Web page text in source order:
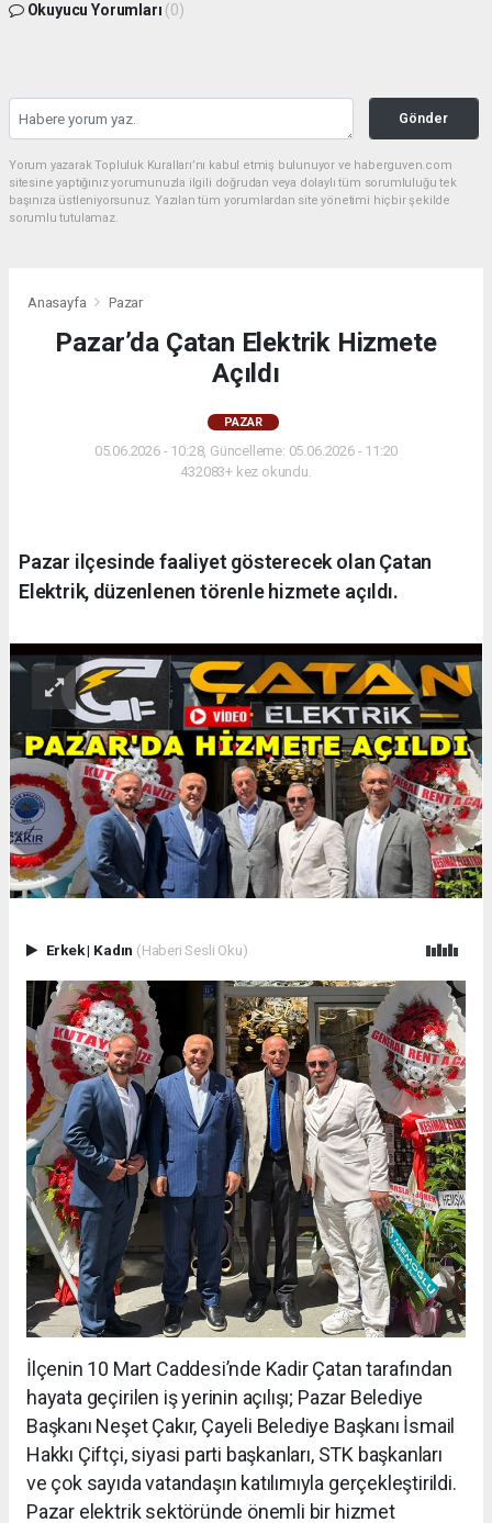
Okuyucu Yorumları (0)
Gönder
Yorum yazarak Topluluk Kuralları’nı kabul etmiş bulunuyor ve haberguven.com
sitesine yaptığınız yorumunuzla ilgili doğrudan veya dolaylı tüm sorumluluğu tek
başınıza üstleniyorsunuz. Yazılan tüm yorumlardan site yönetimi hiçbir şekilde
sorumlu tutulamaz.
Anasayfa Pazar
Pazar’da Çatan Elektrik Hizmete
Açıldı
PAZAR
05.06.2026 - 10:28, Güncelleme: 05.06.2026 - 11:20
432083+ kez okundu.
Pazar ilçesinde faaliyet gösterecek olan Çatan
Elektrik, düzenlenen törenle hizmete açıldı.
Erkek| Kadın (Haberi Sesli Oku)
İlçenin 10 Mart Caddesi’nde Kadir Çatan tarafından
hayata geçirilen iş yerinin açılışı; Pazar Belediye
Başkanı Neşet Çakır, Çayeli Belediye Başkanı İsmail
Hakkı Çiftçi, siyasi parti başkanları, STK başkanları
ve çok sayıda vatandaşın katılımıyla gerçekleştirildi.
Pazar elektrik sektöründe önemli bir hizmet